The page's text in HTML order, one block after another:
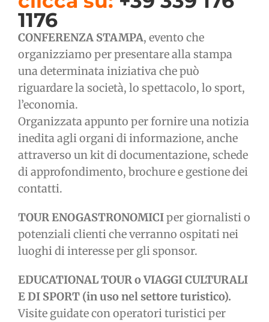
1176
CONFERENZA STAMPA, evento che
organizziamo per presentare alla stampa
una determinata iniziativa che può
riguardare la società, lo spettacolo, lo sport,
l’economia.
Organizzata appunto per fornire una notizia
inedita agli organi di informazione, anche
attraverso un kit di documentazione, schede
di approfondimento, brochure e gestione dei
contatti.
TOUR ENOGASTRONOMICIper giornalisti o
potenziali clienti che verranno ospitati nei
luoghi di interesse per gli sponsor.
EDUCATIONAL TOUR o VIAGGI CULTURALI
E DI SPORT (in uso nel settore turistico).
Visite guidate con operatori turistici per